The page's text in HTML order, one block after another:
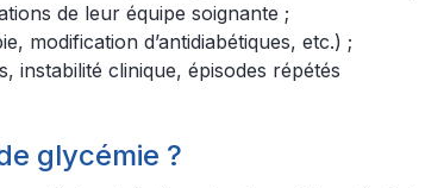
de leur équipe soignante ;
modification d’antidiabétiques, etc.) ;
instabilité clinique, épisodes répétés
glycémie ?